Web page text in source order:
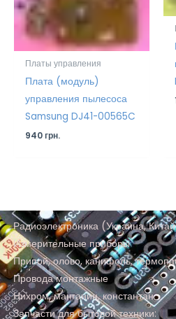
Платы управления
Плата (модуль)
управления пылесоса
Samsung DJ41-00565C
940грн.
Радиоэлектроника (Украина,
Измерительные приборы
Припой, олово, канифоль,
Провода монтажные
Нихром, манганин, константан
Запчасти для бытовой техники: